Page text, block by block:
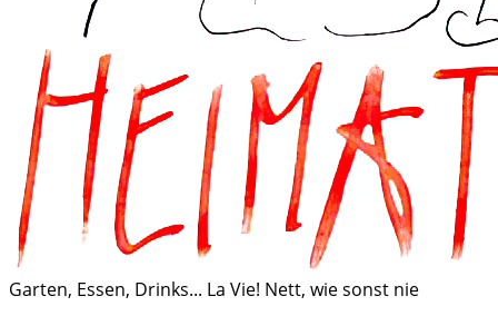
Garten, Essen, Drinks... La Vie! Nett, wie sonst nie